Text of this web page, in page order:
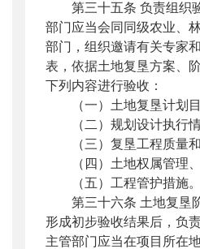
第三十五条 负责组织
部门应当会同同级农业、
部门，组织邀请有关专家
表，依据土地复垦方案、
下列内容进行验收：
（一）土地复垦计划目
（二）规划设计执行情
（三）复垦工程质量和
（四）土地权属管理、
（五）工程管护措施。
第三十六条 土地复垦
形成初步验收结果后，负
主管部门应当在项目所在